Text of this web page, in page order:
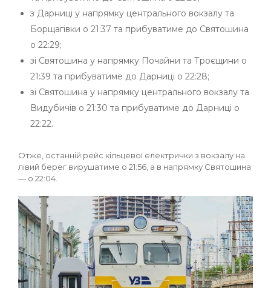
з Дарниці у напрямку центрального вокзалу та
Борщагівки о 21:37 та прибуватиме до Святошина
о 22:29;
зі Святошина у напрямку Почайни та Троєщини о
21:39 та прибуватиме до Дарниці о 22:28;
зі Святошина у напрямку центрального вокзалу та
Видубичів о 21:30 та прибуватиме до Дарниці о
22:22.
Отже, останній рейс кільцевої електрички з вокзалу на
лівий берег вирушатиме о 21:56, а в напрямку Святошина
— о 22:04.